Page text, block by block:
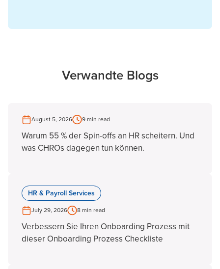
Verwandte Blogs
August 5, 2026 9 min read
Warum 55 % der Spin-offs an HR scheitern. Und
was CHROs dagegen tun können.
HR & Payroll Services
July 29, 2026 8 min read
Verbessern Sie Ihren Onboarding Prozess mit
dieser Onboarding Prozess Checkliste